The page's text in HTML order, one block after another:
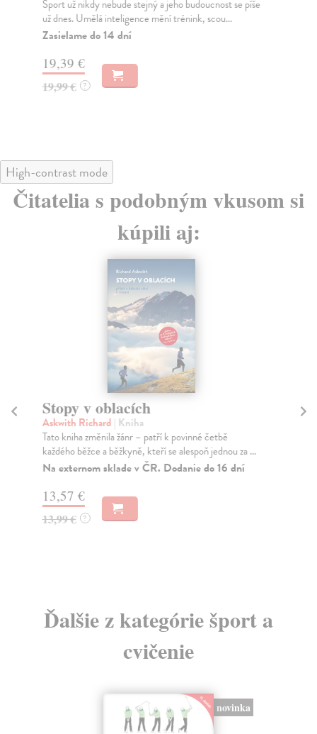
Sport už nikdy nebude stejný a jeho budoucnost se píše
už dnes. Umělá inteligence mění trénink, scou...
Zasielame do 14 dní
19,39 €
19,99 € ?
High-contrast mode
Čitatelia s podobným vkusom si
kúpili aj:
Stopy v oblacích
Askwith Richard | Kniha
Tato kniha změnila žánr – patří k povinné četbě
každého běžce a běžkyně, kteří se alespoň jednou za ...
Na externom sklade v ČR. Dodanie do 16 dní
13,57 €
13,99 € ?
Ďalšie z kategórie šport a
cvičenie
novinka